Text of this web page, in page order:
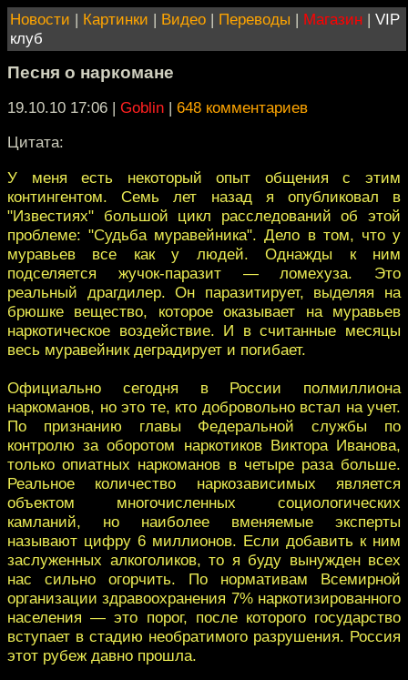
Новости | Картинки | Видео | Переводы | Магазин | VIP
клуб
Песня о наркомане
19.10.10 17:06 | Goblin | 648 комментариев
Цитата:
У меня есть некоторый опыт общения с этим
контингентом. Семь лет назад я опубликовал в
"Известиях" большой цикл расследований об этой
проблеме: "Судьба муравейника". Дело в том, что у
муравьев все как у людей. Однажды к ним
подселяется жучок-паразит — ломехуза. Это
реальный драгдилер. Он паразитирует, выделяя на
брюшке вещество, которое оказывает на муравьев
наркотическое воздействие. И в считанные месяцы
весь муравейник деградирует и погибает.
Официально сегодня в России полмиллиона
наркоманов, но это те, кто добровольно встал на учет.
По признанию главы Федеральной службы по
контролю за оборотом наркотиков Виктора Иванова,
только опиатных наркоманов в четыре раза больше.
Реальное количество наркозависимых является
объектом многочисленных социологических
камланий, но наиболее вменяемые эксперты
называют цифру 6 миллионов. Если добавить к ним
заслуженных алкоголиков, то я буду вынужден всех
нас сильно огорчить. По нормативам Всемирной
организации здравоохранения 7% наркотизированного
населения — это порог, после которого государство
вступает в стадию необратимого разрушения. Россия
этот рубеж давно прошла.